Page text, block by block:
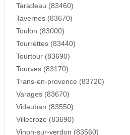
Taradeau (83460)
Tavernes (83670)
Toulon (83000)
Tourrettes (83440)
Tourtour (83690)
Tourves (83170)
Trans-en-provence (83720)
Varages (83670)
Vidauban (83550)
Villecroze (83690)
Vinon-sur-verdon (83560)